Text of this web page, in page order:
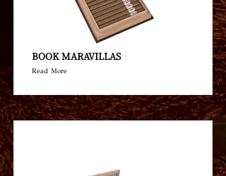
BOOK MARAVILLAS
Read More